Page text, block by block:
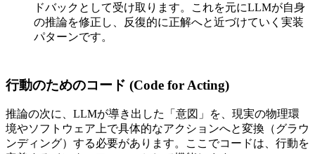
ドバックとして受け取ります。これを元にLLMが自身
の推論を修正し、反復的に正解へと近づけていく実装
パターンです。
行動のためのコード (Code for Acting)
推論の次に、LLMが導き出した「意図」を、現実の物理環
境やソフトウェア上で具体的なアクションへと変換（グラウ
ンディング）する必要があります。ここでコードは、行動を